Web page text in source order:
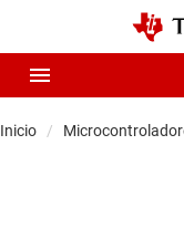
Inicio